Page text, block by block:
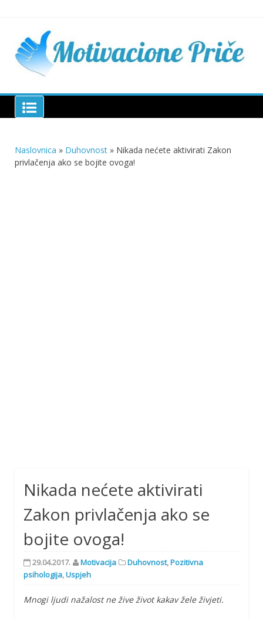
Motivacione Priče
Naslovnica » Duhovnost » Nikada nećete aktivirati Zakon
privlačenja ako se bojite ovoga!
Nikada nećete aktivirati
Zakon privlačenja ako se
bojite ovoga!
29.04.2017. Motivacija Duhovnost,Pozitivna
psihologija,Uspjeh
Mnogi ljudi nažalost ne žive život kakav žele živjeti.